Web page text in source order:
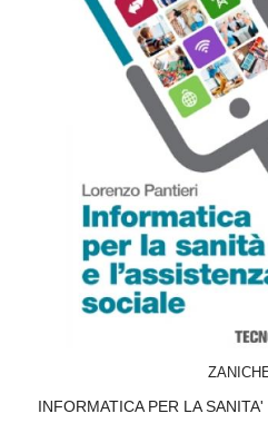
INFORMATICA PER LA